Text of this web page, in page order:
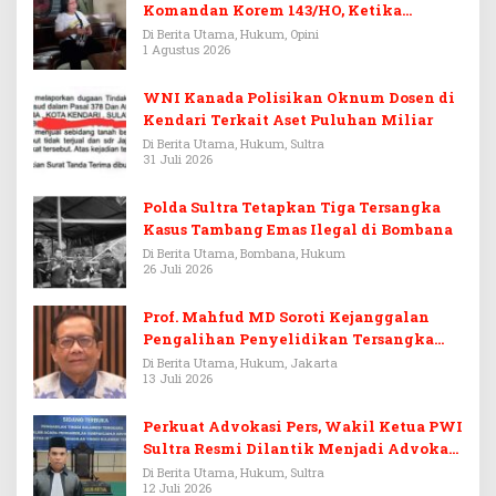
Komandan Korem 143/HO, Ketika
Warisan Menjadi Arena Pemerasan
Di Berita Utama, Hukum, Opini
1 Agustus 2026
WNI Kanada Polisikan Oknum Dosen di
Kendari Terkait Aset Puluhan Miliar
Di Berita Utama, Hukum, Sultra
31 Juli 2026
Polda Sultra Tetapkan Tiga Tersangka
Kasus Tambang Emas Ilegal di Bombana
Di Berita Utama, Bombana, Hukum
26 Juli 2026
Prof. Mahfud MD Soroti Kejanggalan
Pengalihan Penyelidikan Tersangka
Febrie Adriansyah
Di Berita Utama, Hukum, Jakarta
13 Juli 2026
Perkuat Advokasi Pers, Wakil Ketua PWI
Sultra Resmi Dilantik Menjadi Advokat
PERADI
Di Berita Utama, Hukum, Sultra
12 Juli 2026